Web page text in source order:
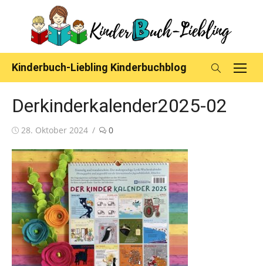
content
Kinderbuch-Liebling Kinderbuchblog
Derkinderkalender2025-02
Posted
28. Oktober 2024 0